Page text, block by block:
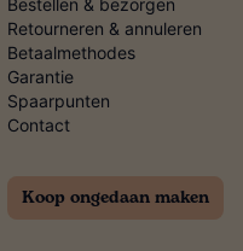
Bestellen & bezorgen
Retourneren & annuleren
Betaalmethodes
Garantie
Spaarpunten
Contact
Koop ongedaan maken